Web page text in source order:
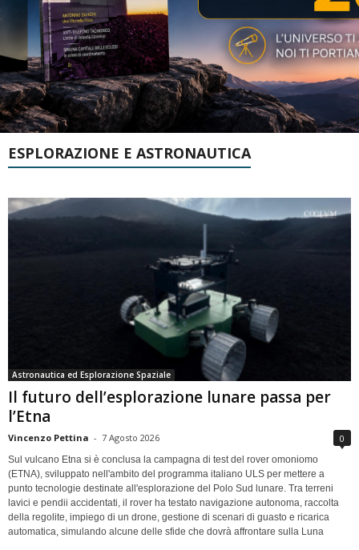
ESPLORAZIONE E ASTRONAUTICA
Astronautica ed Esplorazione Spaziale
Il futuro dell’esplorazione lunare passa per
l’Etna
Vincenzo Pettina - 7 Agosto 2026 0
Sul vulcano Etna si è conclusa la campagna di test del rover omoniomo
(ETNA), sviluppato nell'ambito del programma italiano ULS per mettere a
punto tecnologie destinate all'esplorazione del Polo Sud lunare. Tra terreni
lavici e pendii accidentati, il rover ha testato navigazione autonoma, raccolta
della regolite, impiego di un drone, gestione di scenari di guasto e ricarica
automatica, simulando alcune delle sfide che dovrà affrontare sulla Luna